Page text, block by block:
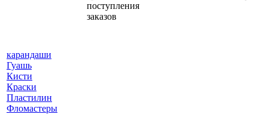
карандаши
Гуашь
Кисти
Краски
Пластилин
Фломастеры